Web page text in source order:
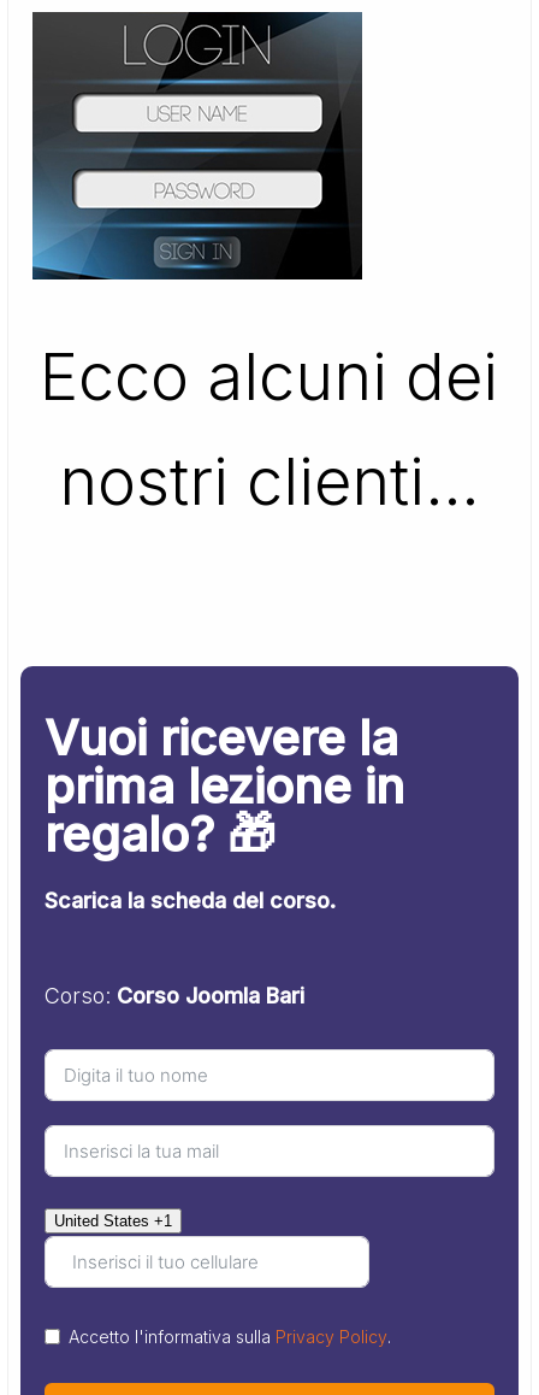
Ecco alcuni dei
nostri clienti…
Vuoi ricevere la
prima lezione in
regalo? 🎁
Scarica la scheda del corso.
Corso: Corso Joomla Bari
United States +1
Accetto l'informativa sulla Privacy Policy.